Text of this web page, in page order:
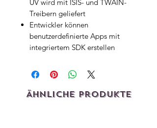
UV wird mit ISIS- und TWAIN-
Treibern geliefert
Entwickler können
benutzerdefinierte Apps mit
integriertem SDK erstellen
Ähnliche Produkte